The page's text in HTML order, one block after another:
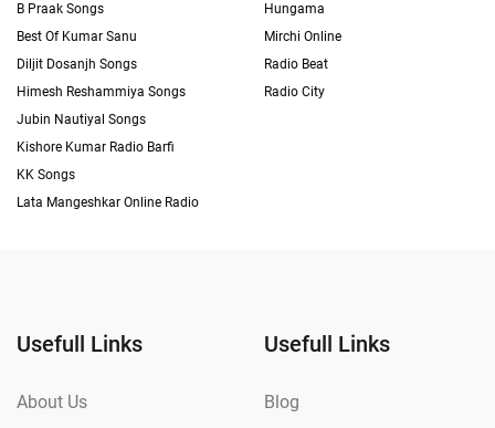
B Praak Songs
Best Of Kumar Sanu
Diljit Dosanjh Songs
Himesh Reshammiya Songs
Jubin Nautiyal Songs
Kishore Kumar Radio Barfi
KK Songs
Lata Mangeshkar Online Radio
Hungama
Mirchi Online
Radio Beat
Radio City
Usefull Links
About Us
Usefull Links
Blog